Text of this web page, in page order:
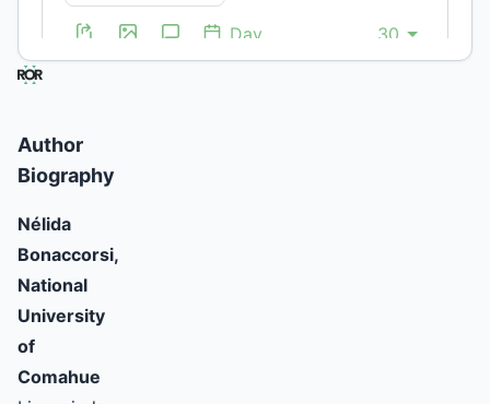
Comahue
Author
Biography
Nélida
Bonaccorsi,
National
University
of
Comahue